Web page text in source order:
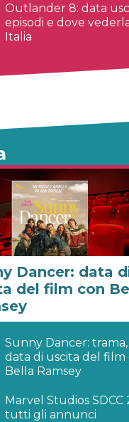
Outlander 8: data
episodi e dove
Italia
Dancer: data
del film con
Sunny Dancer: trama,
data di uscita del film
Bella Ramsey
Marvel Studios SDCC
tutti gli annunci